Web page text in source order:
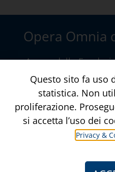
Opera Omnia
A cura della
Via della
Contatti
Informativa
Questo sito fa uso
statistica. Non
proliferazione.
si accetta l’uso dei
Privacy &